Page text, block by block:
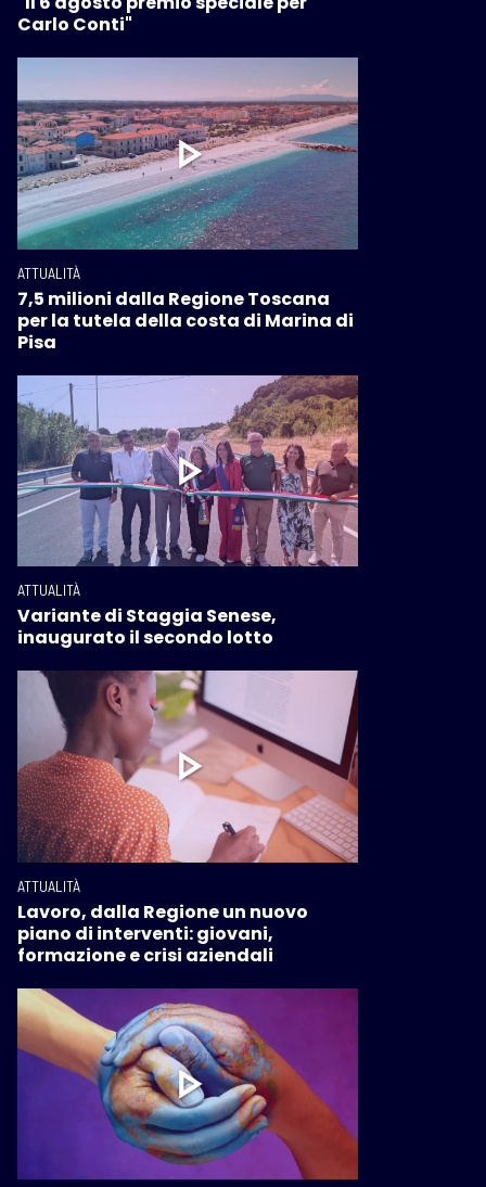
Carlo Conti"
ATTUALITÀ
7,5 milioni dalla Regione Toscana
per la tutela della costa di Marina di
Pisa
ATTUALITÀ
Variante di Staggia Senese,
inaugurato il secondo lotto
ATTUALITÀ
Lavoro, dalla Regione un nuovo
piano di interventi: giovani,
formazione e crisi aziendali